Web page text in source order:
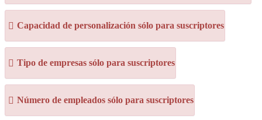
Capacidad de personalización sólo para suscriptores
Tipo de empresas sólo para suscriptores
Número de empleados sólo para suscriptores